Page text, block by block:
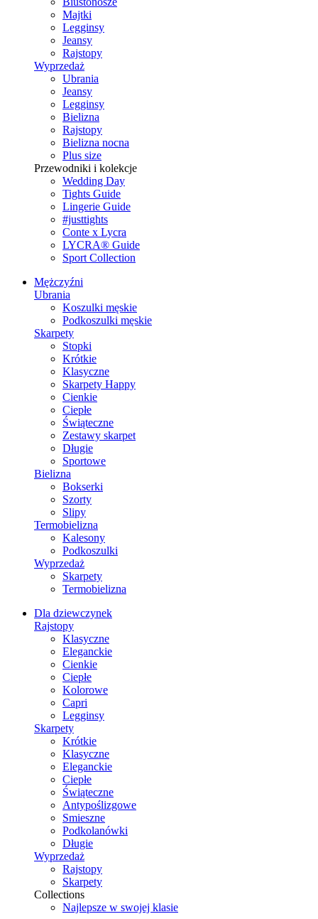
Majtki
Legginsy
Jeansy
Rajstopy
Wyprzedaż
Ubrania
Jeansy
Legginsy
Bielizna
Rajstopy
Bielizna nocna
Plus size
Przewodniki i kolekcje
Wedding Day
Tights Guide
Lingerie Guide
#justtights
Conte x Lycra
LYCRA® Guide
Sport Сollection
Mężczyźni
Ubrania
Koszulki męskie
Podkoszulki męskie
Skarpety
Stopki
Krótkie
Klasyczne
Skarpety Happy
Cienkie
Ciepłe
Świąteczne
Zestawy skarpet
Długie
Sportowe
Bielizna
Bokserki
Szorty
Slipy
Termobielizna
Kalesony
Podkoszulki
Wyprzedaż
Skarpety
Termobielizna
Dla dziewczynek
Rajstopy
Klasyczne
Eleganckie
Cienkie
Ciepłe
Kolorowe
Capri
Legginsy
Skarpety
Krótkie
Klasyczne
Eleganckie
Ciepłe
Świąteczne
Antypoślizgowe
Smieszne
Podkolanówki
Długie
Wyprzedaż
Rajstopy
Skarpety
Collections
Najlepsze w swojej klasie